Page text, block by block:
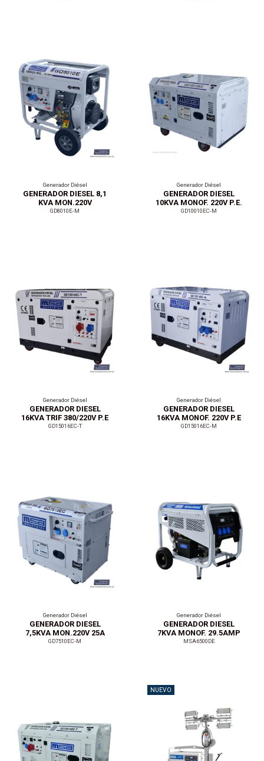
Generador Diésel
GENERADOR DIESEL 8,1
KVA MON.220V
GD8010E-M
Generador Diésel
GENERADOR DIESEL
10KVA MONOF. 220V P.E.
GD10010EC-M
Generador Diésel
GENERADOR DIESEL
16KVA TRIF 380/220V P.E
GD15016EC-T
Generador Diésel
GENERADOR DIESEL
16KVA MONOF. 220V P.E
GD15016EC-M
Generador Diésel
GENERADOR DIESEL
7,5KVA MON.220V 25A
GD7510EC-M
Generador Diésel
GENERADOR DIESEL
7KVA MONOF. 29.5AMP
MSA6500DE
NUEVO